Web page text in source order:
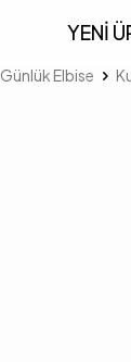
YENİ
Günlük Elbise